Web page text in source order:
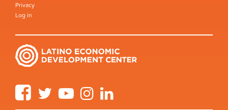
Privacy
Log in
FacebookTwitter YouTube Instagram